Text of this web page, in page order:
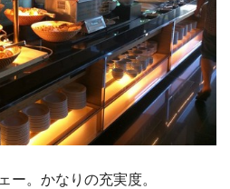
ー。かなりの充実度。